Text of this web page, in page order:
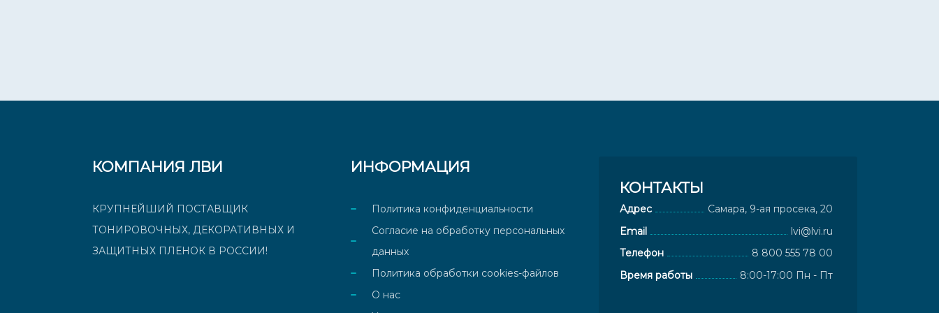
КОМПАНИЯ ЛВИ
КРУПНЕЙШИЙ ПОСТАВЩИК
ТОНИРОВОЧНЫХ, ДЕКОРАТИВНЫХ И
ЗАЩИТНЫХ ПЛЕНОК В РОССИИ!
ИНФОРМАЦИЯ
Политика конфиденциальности
Согласие на обработку персональных
данных
Политика обработки cookies-файлов
О нас
КОНТАКТЫ
Адрес
Самара, 9-ая просека, 20
Email
lvi@lvi.ru
Телефон
8 800 555 78 00
Время работы
8:00-17:00 Пн - Пт